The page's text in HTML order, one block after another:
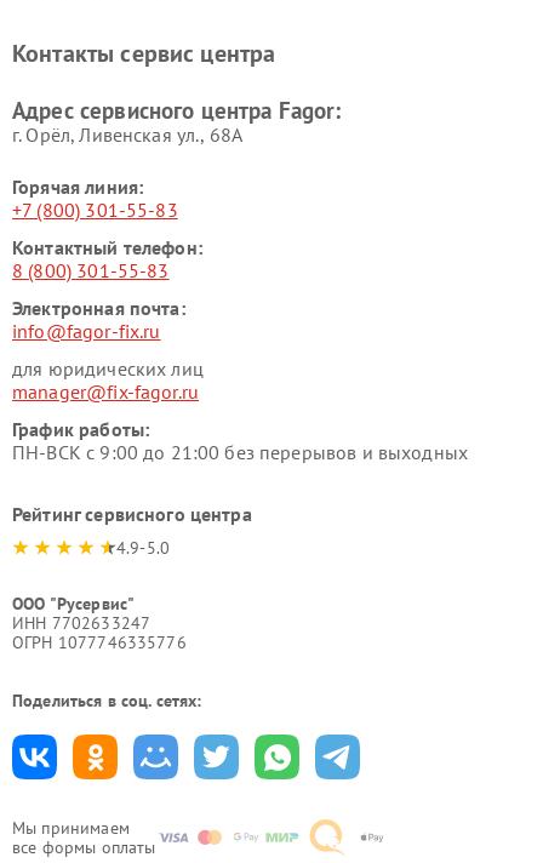
Мы принимаем
все формы оплаты
Контакты сервис центра
Адрес сервисного центра Fagor:
г. Орёл, Ливенская ул., 68А
Горячая линия:
+7 (800) 301-55-83
Контактный телефон:
8 (800) 301-55-83
Электронная почта:
info@fagor-fix.ru
для юридических лиц
manager@fix-fagor.ru
График работы:
ПН-ВСК с 9:00 до 21:00 без перерывов и выходных
Рейтинг сервисного центра
4.9-5.0
ООО "Русервис"
ИНН 7702633247
ОГРН 1077746335776
Поделиться в соц. сетях: